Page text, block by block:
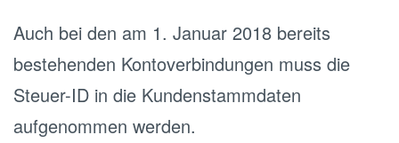
Auch bei den am 1. Januar 2018 bereits
bestehenden Kontoverbindungen muss die
Steuer-ID in die Kundenstammdaten
aufgenommen werden.